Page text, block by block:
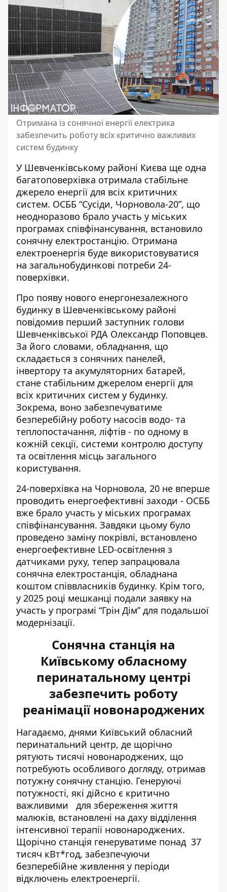
Отримана із сонячної енергії електрика
забезпечить роботу всіх критично важливих
систем будинку
У Шевченківському районі Києва ще одна
багатоповерхівка отримала стабільне
джерело енергії для всіх критичних
систем. ОСББ “Сусіди, Чорновола-20”, що
неодноразово брало участь у міських
програмах співфінансування, встановило
сонячну електростанцію. Отримана
електроенергія буде використовуватися
на загальнобудинкові потреби 24-
поверхівки.
Про появу нового енергонезалежного
будинку в Шевченківському районі
повідомив перший заступник голови
Шевченківської РДА Олександр Поповцев.
За його словами, обладнання, що
складається з сонячних панелей,
інвертору та акумуляторних батарей,
стане стабільним джерелом енергії для
всіх критичних систем у будинку.
Зокрема, воно забезпечуватиме
безперебійну роботу насосів водо- та
теплопостачання, ліфтів - по одному в
кожній секції, системи контролю доступу
та освітлення місць загального
користування.
24-поверхівка на Чорновола, 20 не вперше
проводить енергоефективні заходи - ОСББ
вже брало участь у міських програмах
співфінансування. Завдяки цьому було
проведено заміну покрівлі, встановлено
енергоефективне LED-освітлення з
датчиками руху, тепер запрацювала
сонячна електростанція, обладнана
коштом співвласників будинку. Крім того,
у 2025 році мешканці подали заявку на
участь у програмі “Грін Дім” для подальшої
модернізації.
Сонячна станція на
Київському обласному
перинатальному центрі
забезпечить роботу
реанімації новонароджених
Нагадаємо, днями Київський обласний
перинатальний центр, де щорічно
рятують тисячі новонароджених, що
потребують особливого догляду, отримав
потужну сонячну станцію. Генеруючі
потужності, які дійсно є критично
важливими для збереження життя
малюків, встановлені на даху відділення
інтенсивної терапії новонароджених.
Щорічно станція генеруватиме понад 37
тисяч кВт*год, забезпечуючи
безперебійне живлення у періоди
відключень електроенергії.